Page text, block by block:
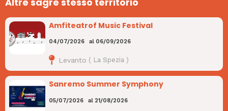
Amfiteatrof Music Festival
04/07/2026 al 06/09/2026
Levanto ( La Spezia)
Sanremo Summer Symphony
05/07/2026 al 21/08/2026